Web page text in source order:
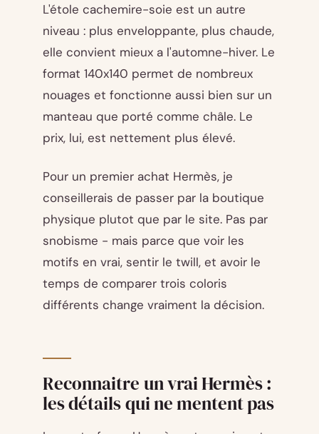
L'étole cachemire-soie est un autre
niveau : plus enveloppante, plus chaude,
elle convient mieux a l'automne-hiver. Le
format 140x140 permet de nombreux
nouages et fonctionne aussi bien sur un
manteau que porté comme châle. Le
prix, lui, est nettement plus élevé.
Pour un premier achat Hermès, je
conseillerais de passer par la boutique
physique plutot que par le site. Pas par
snobisme - mais parce que voir les
motifs en vrai, sentir le twill, et avoir le
temps de comparer trois coloris
différents change vraiment la décision.
Reconnaitre un vrai Hermès :
les détails qui ne mentent pas